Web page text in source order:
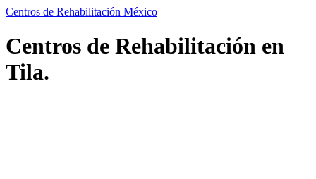
Centros de Rehabilitación México
Centros de Rehabilitación en
Tila.